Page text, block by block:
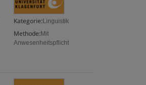
Kategorie: Linguistik
Methode: Mit
Anwesenheitspflicht